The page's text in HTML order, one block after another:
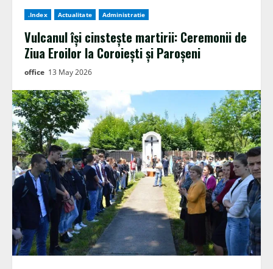
.Index Actualitate Administratie
Vulcanul își cinstește martirii: Ceremonii de
Ziua Eroilor la Coroiești și Paroșeni
office 13 May 2026